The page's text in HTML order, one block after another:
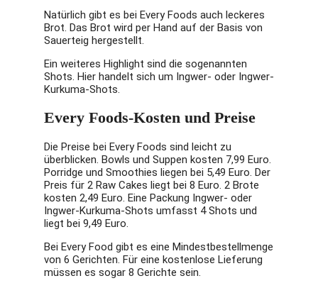
Natürlich gibt es bei Every Foods auch leckeres
Brot. Das Brot wird per Hand auf der Basis von
Sauerteig hergestellt.
Ein weiteres Highlight sind die sogenannten
Shots. Hier handelt sich um Ingwer- oder Ingwer-
Kurkuma-Shots.
Every Foods-Kosten und Preise
Die Preise bei Every Foods sind leicht zu
überblicken. Bowls und Suppen kosten 7,99 Euro.
Porridge und Smoothies liegen bei 5,49 Euro. Der
Preis für 2 Raw Cakes liegt bei 8 Euro. 2 Brote
kosten 2,49 Euro. Eine Packung Ingwer- oder
Ingwer-Kurkuma-Shots umfasst 4 Shots und
liegt bei 9,49 Euro.
Bei Every Food gibt es eine Mindestbestellmenge
von 6 Gerichten. Für eine kostenlose Lieferung
müssen es sogar 8 Gerichte sein.